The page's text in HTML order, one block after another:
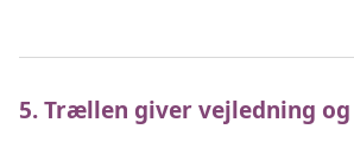
5. Trællen giver vejledning